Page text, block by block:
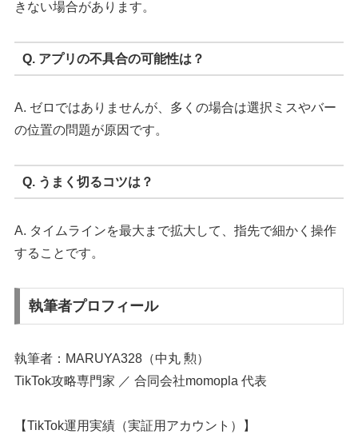
きない場合があります。
Q. アプリの不具合の可能性は？
A. ゼロではありませんが、多くの場合は選択ミスやバー
の位置の問題が原因です。
Q. うまく切るコツは？
A. タイムラインを最大まで拡大して、指先で細かく操作
することです。
執筆者プロフィール
執筆者：MARUYA328（中丸 勲）
TikTok攻略専門家 ／ 合同会社momopla 代表
【TikTok運用実績（実証用アカウント）】